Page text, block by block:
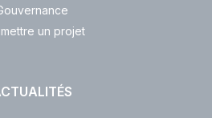
un projet